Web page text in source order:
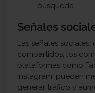
búsqueda.
Señales
Las señales
compartidos, los
plataformas como
Instagram, pueden
generar tráfico y